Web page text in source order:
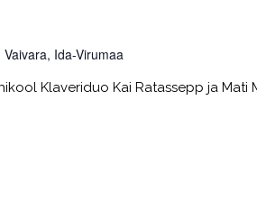
Ida-Virumaa
Klaveriduo Kai Ratassepp ja Mati